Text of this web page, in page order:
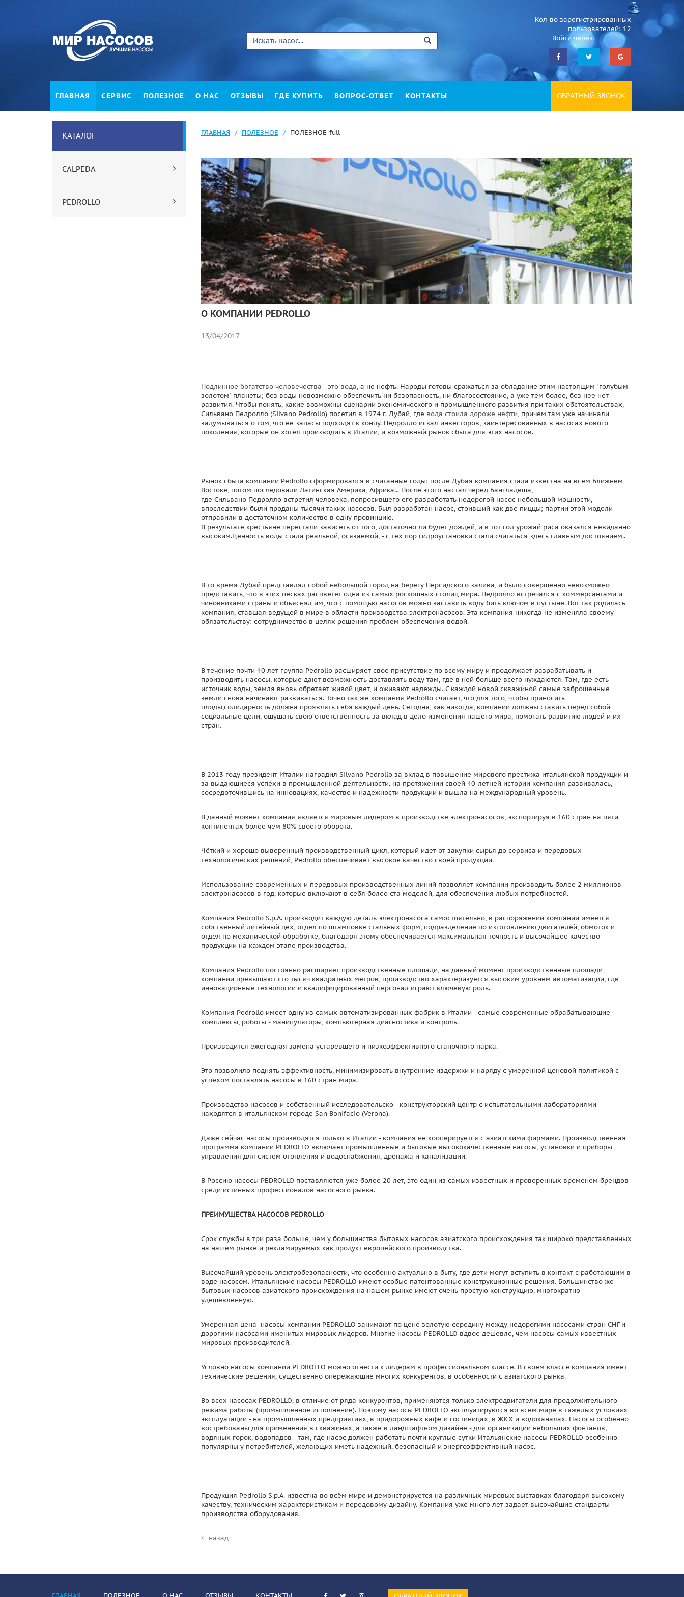
Кол-во зарегистрированных
пользователей: 12
Войти через:
ГЛАВНАЯ СЕРВИС ПОЛЕЗНОЕ О НАС ОТЗЫВЫ ГДЕ КУПИТЬ ВОПРОС-ОТВЕТ КОНТАКТЫ ОБРАТНЫЙ ЗВОНОК
КАТАЛОГ
CALPEDA
PEDROLLO
ГЛАВНАЯ ПОЛЕЗНОЕ ПОЛЕЗНОЕ-full
О КОМПАНИИ PEDROLLO
13/04/2017
Подлинное богатство человечества - это вода, а не нефть. Народы готовы сражаться за обладание этим настоящим "голубым
золотом" планеты; без воды невозможно обеспечить ни безопасность, ни благосостояние, а уже тем более, без нее нет
развития. Чтобы понять, какие возможны сценарии экономического и промышленного развития при таких обстоятельствах,
Сильвано Педролло (Silvano Pedrollo) посетил в 1974 г. Дубай, где вода стоила дороже нефти, причем там уже начинали
задумываться о том, что ее запасы подходят к концу. Педролло искал инвесторов, заинтересованных в насосах нового
поколения, которые он хотел производить в Италии, и возможный рынок сбыта для этих насосов.
Рынок сбыта компании Pedrollo сформировался в считанные годы: после Дубая компания стала известна на всем Ближнем
Востоке, потом последовали Латинская Америка, Африка... После этого настал черед Бангладеша,
где Сильвано Педролло встретил человека, попросившего его разработать недорогой насос небольшой мощности,-
впоследствии были проданы тысячи таких насосов. Был разработан насос, стоивший как две пиццы; партии этой модели
отправили в достаточном количестве в одну провинцию.
В результате крестьяне перестали зависеть от того, достаточно ли будет дождей, и в тот год урожай риса оказался невиданно
высоким.Ценность воды стала реальной, осязаемой, - с тех пор гидроустановки стали считаться здесь главным достоянием..
В то время Дубай представлял собой небольшой город на берегу Персидского залива, и было совершенно невозможно
представить, что в этих песках расцветет одна из самых роскошных столиц мира. Педролло встречался с коммерсантами и
чиновниками страны и объяснял им, что с помощью насосов можно заставить воду бить ключом в пустыне. Вот так родилась
компания, ставшая ведущей в мире в области производства электронасосов. Эта компания никогда не изменяла своему
обязательству: сотрудничество в целях решения проблем обеспечения водой.
В течение почти 40 лет группа Pedrollo расширяет свое присутствие по всему миру и продолжает разрабатывать и
производить насосы, которые дают возможность доставлять воду там, где в ней больше всего нуждаются. Там, где есть
источник воды, земля вновь обретает живой цвет, и оживают надежды. С каждой новой скважиной самые заброшенные
земли снова начинают развиваться. Точно так же компания Pedrollo считает, что для того, чтобы приносить
плоды,солидарность должна проявлять себя каждый день. Сегодня, как никогда, компании должны ставить перед собой
социальные цели, ощущать свою ответственность за вклад в дело изменения нашего мира, помогать развитию людей и их
стран.
В 2013 году президент Италии наградил Silvano Pedrollo за вклад в повышение мирового престижа итальянской продукции и
за выдающиеся успехи в промышленной деятельности. на протяжении своей 40-летней истории компания развивалась,
сосредоточившись на инновациях, качестве и надежности продукции и вышла на международный уровень.
В данный момент компания является мировым лидером в производстве электронасосов, экспортируя в 160 стран на пяти
континентах более чем 80% своего оборота.
Чёткий и хорошо выверенный производственный цикл, который идет от закупки сырья до сервиса и передовых
технологических решений, Pedrollo обеспечивает высокое качество своей продукции.
Использование современных и передовых производственных линий позволяет компании производить более 2 миллионов
электронасосов в год, которые включают в себя более ста моделей, для обеспечения любых потребностей.
Компания Pedrollo S.p.A. производит каждую деталь электронасоса самостоятельно, в распоряжении компании имеется
собственный литейный цех, отдел по штамповке стальных форм, подразделение по изготовлению двигателей, обмоток и
отдел по механической обработке, благодаря этому обеспечивается максимальная точность и высочайшее качество
продукции на каждом этапе производства.
Компания Pedrollo постоянно расширяет производственные площади, на данный момент производственные площади
компании превышают сто тысяч квадратных метров, производство характеризуется высоким уровнем автоматизации, где
инновационные технологии и квалифицированный персонал играют ключевую роль.
Компания Pedrollo имеет одну из самых автоматизированных фабрик в Италии - самые современные обрабатывающие
комплексы, роботы - манипуляторы, компьютерная диагностика и контроль.
Производится ежегодная замена устаревшего и низкоэффективного станочного парка.
Это позволило поднять эффективность, минимизировать внутренние издержки и наряду с умеренной ценовой политикой с
успехом поставлять насосы в 160 стран мира.
Производство насосов и собственный исследовательско - конструкторский центр с испытательными лабораториями
находятся в итальянском городе San Bonifacio (Verona).
Даже сейчас насосы производятся только в Италии - компания не кооперируется с азиатскими фирмами. Производственная
программа компании PEDROLLO включает промышленные и бытовые высококачественные насосы, установки и приборы
управления для систем отопления и водоснабжения, дренажа и канализации.
В Россию насосы PEDROLLO поставляются уже более 20 лет, это один из самых известных и проверенных временем брендов
среди истинных профессионалов насосного рынка.
ПРЕИМУЩЕСТВА НАСОСОВ PEDROLLO
Срок службы в три раза больше, чем у большинства бытовых насосов азиатского происхождения так широко представленных
на нашем рынке и рекламируемых как продукт европейского производства.
Высочайший уровень электробезопасности, что особенно актуально в быту, где дети могут вступить в контакт с работающим в
воде насосом. Итальянские насосы PEDROLLO имеют особые патентованные конструкционные решения. Большинство же
бытовых насосов азиатского происхождения на нашем рынке имеют очень простую конструкцию, многократно
удешевленную.
Умеренная цена- насосы компании PEDROLLO занимают по цене золотую середину между недорогими насосами стран СНГ и
дорогими насосами именитых мировых лидеров. Многие насосы PEDROLLO вдвое дешевле, чем насосы самых известных
мировых производителей.
Условно насосы компании PEDROLLO можно отнести к лидерам в профессиональном классе. В своем классе компания имеет
технические решения, существенно опережающие многих конкурентов, в особенности с азиатского рынка.
Во всех насосах PEDROLLO, в отличие от ряда конкурентов, применяются только электродвигатели для продолжительного
режима работы (промышленное исполнение). Поэтому насосы PEDROLLO эксплуатируются во всем мире в тяжелых условиях
эксплуатации - на промышленных предприятиях, в придорожных кафе и гостиницах, в ЖКХ и водоканалах. Насосы особенно
востребованы для применения в скважинах, а также в ландшафтном дизайне - для организации небольших фонтанов,
водяных горок, водопадов - там, где насос должен работать почти круглые сутки Итальянские насосы PEDROLLO особенно
популярны у потребителей, желающих иметь надежный, безопасный и энергоэффективный насос.
Продукция Pedrollo S.p.A. известна во всём мире и демонстрируется на различных мировых выставках благодаря высокому
качеству, техническим характеристикам и передовому дизайну. Компания уже много лет задает высочайшие стандарты
производства оборудования.
назад